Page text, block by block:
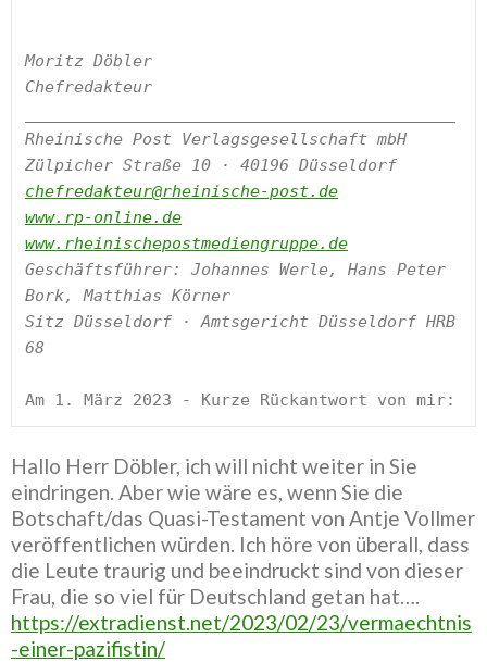
Moritz Döbler
Chefredakteur
Rheinische Post Verlagsgesellschaft mbH
chefredakteur@rheinische-post.de
www.rp-online.de
www.rheinischepostmediengruppe.de
Geschäftsführer: Johannes Werle, Hans Peter
Bork, Matthias Körner
Sitz Düsseldorf · Amtsgericht Düsseldorf HRB
68
Am 1. März 2023 - Kurze Rückantwort von mir:
Hallo Herr Döbler, ich will nicht weiter in Sie
eindringen. Aber wie wäre es, wenn Sie die
Botschaft/das Quasi-Testament von Antje Vollmer
veröffentlichen würden. Ich höre von überall, dass
die Leute traurig und beeindruckt sind von dieser
Frau, die so viel für Deutschland getan hat….
https://extradienst.net/2023/02/23/vermaechtnis
-einer-pazifistin/